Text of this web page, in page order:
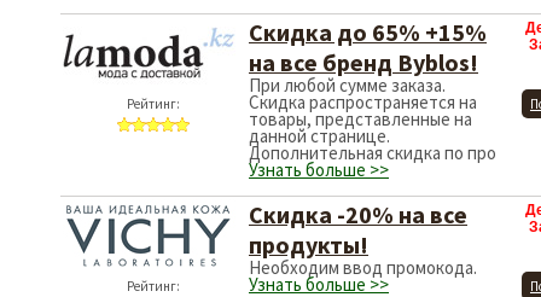
Рейтинг:
Скидка до 65% +15%
на все бренд Byblos!
При любой сумме заказа.
Скидка распространяется на
товары, представленные на
данной странице.
Дополнительная скидка по про
Узнать больше >>
Рейтинг:
Скидка -20% на все
продукты!
Необходим ввод промокода.
Узнать больше >>